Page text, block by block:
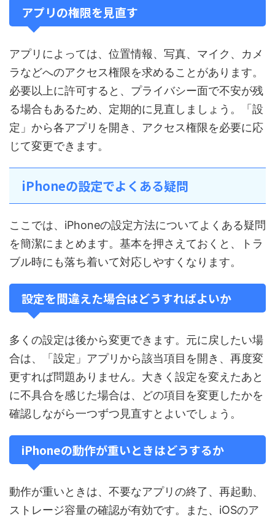
アプリの権限を見直す
アプリによっては、位置情報、写真、マイク、カメ
ラなどへのアクセス権限を求めることがあります。
必要以上に許可すると、プライバシー面で不安が残
る場合もあるため、定期的に見直しましょう。「設
定」から各アプリを開き、アクセス権限を必要に応
じて変更できます。
iPhoneの設定でよくある疑問
ここでは、iPhoneの設定方法についてよくある疑問
を簡潔にまとめます。基本を押さえておくと、トラ
ブル時にも落ち着いて対応しやすくなります。
設定を間違えた場合はどうすればよいか
多くの設定は後から変更できます。元に戻したい場
合は、「設定」アプリから該当項目を開き、再度変
更すれば問題ありません。大きく設定を変えたあと
に不具合を感じた場合は、どの項目を変更したかを
確認しながら一つずつ見直すとよいでしょう。
iPhoneの動作が重いときはどうするか
動作が重いときは、不要なアプリの終了、再起動、
ストレージ容量の確認が有効です。また、iOSのア